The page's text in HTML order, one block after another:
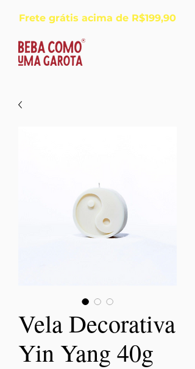
Frete grátis acima de R$199,90
Vela Decorativa
Yin Yang 40g